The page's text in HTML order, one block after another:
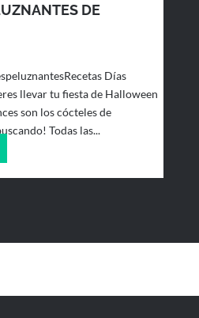
DE
Días
llevar tu fiesta de Halloween
son los cócteles de
Todas las...